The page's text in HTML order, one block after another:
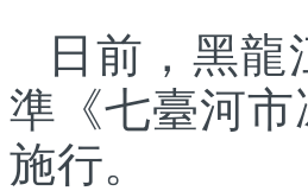
日前，黑
準《七臺河
施行。